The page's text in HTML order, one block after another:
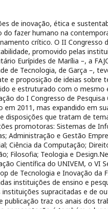
de inovação, ética e
do fazer humano na
crítico. O II Congresso
promovido pelas
Eurípides de Marília –, a
de Tecnologia, de Garça –,
e proposição de ideias sobre
e estruturado com o
do I Congresso de
em 2011, mas expandido em
disposições que tratam de
promotoras: Sistemas de
Administração e Gestão
Ciência da Computação;
Filosofia; Teologia e
Científica do UNIVEM, o VI
de Tecnologia e Inovação da
instituições de ensino e
supracitadas e de
publicação traz os anais dos